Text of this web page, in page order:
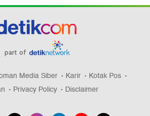
part of
Media Siber Karir
Kotak Pos
Privacy Policy Disclaimer